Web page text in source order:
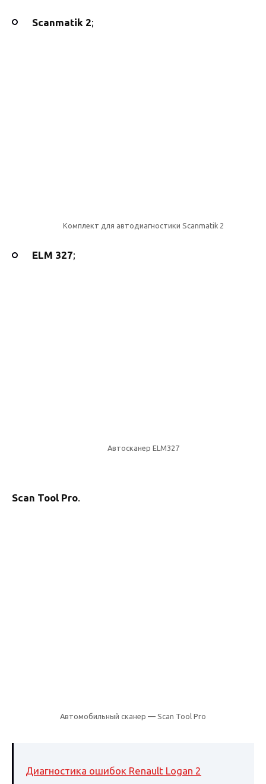
Scanmatik 2;
Комплект для автодиагностики Scanmatik 2
ELM 327;
Автосканер ELM327
Scan Tool Pro.
Автомобильный сканер — Scan Tool Pro
Диагностика ошибок Renault Logan 2